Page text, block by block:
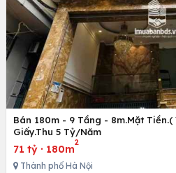
Bán 180m - 9 Tầng - 8m.Mặt Tiền.(
Giấy.Thu 5 Tỷ/Năm
71 tỷ · 180m
2
Thành phố Hà Nội